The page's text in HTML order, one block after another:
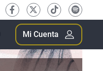
Mi Cuenta